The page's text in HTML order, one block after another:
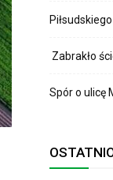
Zabrakło
Spór o ulicę